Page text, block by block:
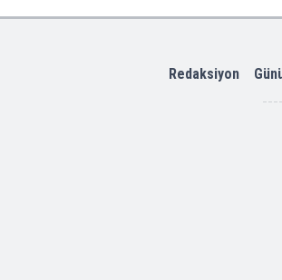
Redaksiyon